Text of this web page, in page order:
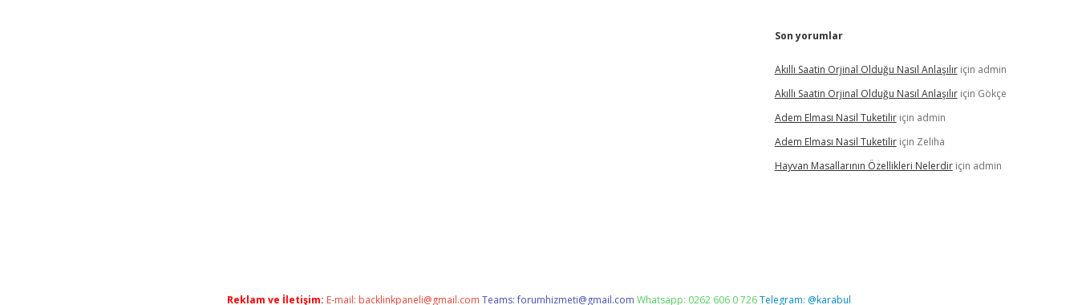
Son yorumlar
Akıllı Saatin Orjinal Olduğu Nasıl Anlaşılıriçin admin
Akıllı Saatin Orjinal Olduğu Nasıl Anlaşılıriçin Gökçe
Adem Elması Nasil Tuketiliriçin admin
Adem Elması Nasil Tuketiliriçin Zeliha
Hayvan Masallarının Özellikleri Nelerdiriçin admin
Reklam ve İletişim: E-mail: backlinkpaneli@gmail.com Teams:forumhizmeti@gmail.com Whatsapp: 0262 606 0 726Telegram: @karabul